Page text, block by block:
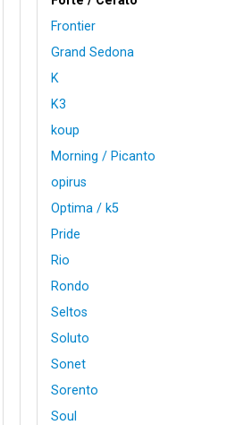
Frontier
Grand Sedona
K
K3
koup
Morning / Picanto
opirus
Optima / k5
Pride
Rio
Rondo
Seltos
Soluto
Sonet
Sorento
Soul